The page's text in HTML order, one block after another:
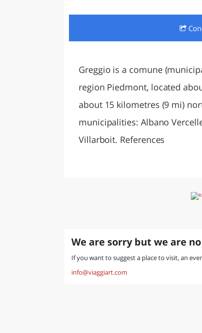
Greggio is a comune
region Piedmont, located
about 15 kilometres (9 mi)
municipalities: Albano
Villarboit. References
We are sorry but we are
If you want to suggest a place to visit, an
info@viaggiart.com